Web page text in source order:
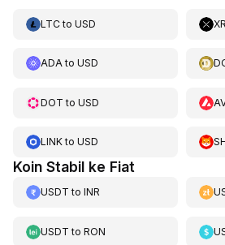
LTCto USD
ADAto USD
DOT to USD
LINKto USD
Koin Stabil ke Fiat
USDT to INR
USDT to RON